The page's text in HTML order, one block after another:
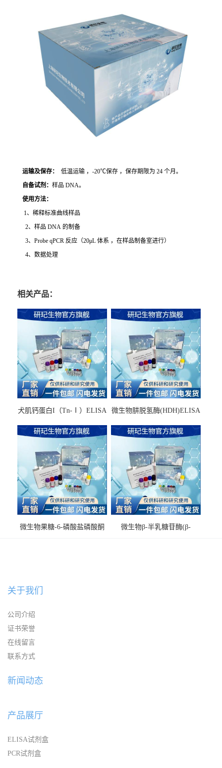
运输及保存：
低温运输 ，-20℃保存 ，保存期限为 24 个月。
自备试剂： 样品 DNA。
使用方法：
1、稀释标准曲线样品
2、样品 DNA 的制备
3、Probe qPCR 反应（20μL 体系 ，在样品制备室进行）
4、数据处理
相关产品：
犬肌钙蛋白I（Tn-Ⅰ）ELISA
微生物肼脱氢酶(HDH)ELISA
微生物果糖-6-磷酸盐磷酸酮
微生物β-半乳糖苷酶(β-
关于我们
公司介绍
证书荣誉
在线留言
联系方式
新闻动态
产品展厅
ELISA试剂盒
PCR试剂盒